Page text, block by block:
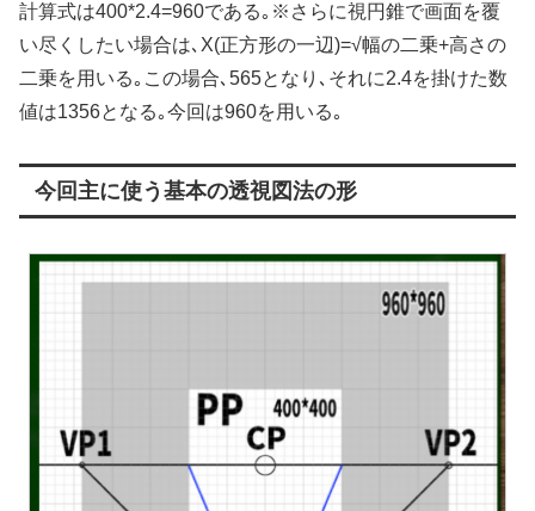
計算式は400*2.4=960である｡※さらに視円錐で画面を覆
い尽くしたい場合は､X(正方形の一辺)=√幅の二乗+高さの
二乗を用いる｡この場合､565となり､それに2.4を掛けた数
値は1356となる｡今回は960を用いる｡
今回主に使う基本の透視図法の形